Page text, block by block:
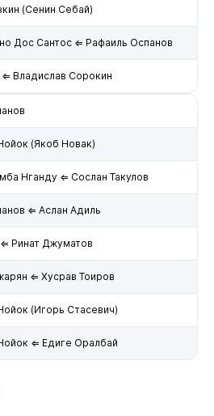
(Сенин Себай)
Дос Сантос ⇐ Рафаиль Оспанов
Владислав Сорокин
(Якоб Новак)
Нганду ⇐ Сослан Такулов
⇐ Аслан Адиль
Ринат Джуматов
⇐ Хусрав Тоиров
(Игорь Стасевич)
⇐ Едиге Оралбай